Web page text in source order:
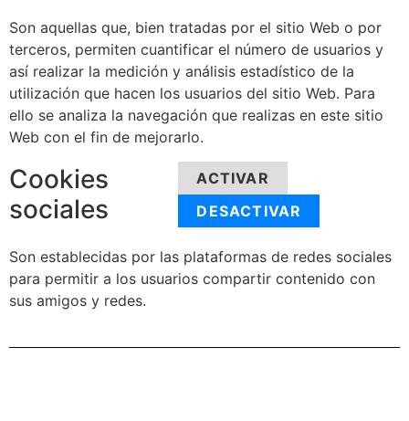
Son aquellas que, bien tratadas por el sitio Web o por
terceros, permiten cuantificar el número de usuarios y
así realizar la medición y análisis estadístico de la
utilización que hacen los usuarios del sitio Web. Para
ello se analiza la navegación que realizas en este sitio
Web con el fin de mejorarlo.
Cookies
sociales
ACTIVAR
DESACTIVAR
Son establecidas por las plataformas de redes sociales
para permitir a los usuarios compartir contenido con
sus amigos y redes.